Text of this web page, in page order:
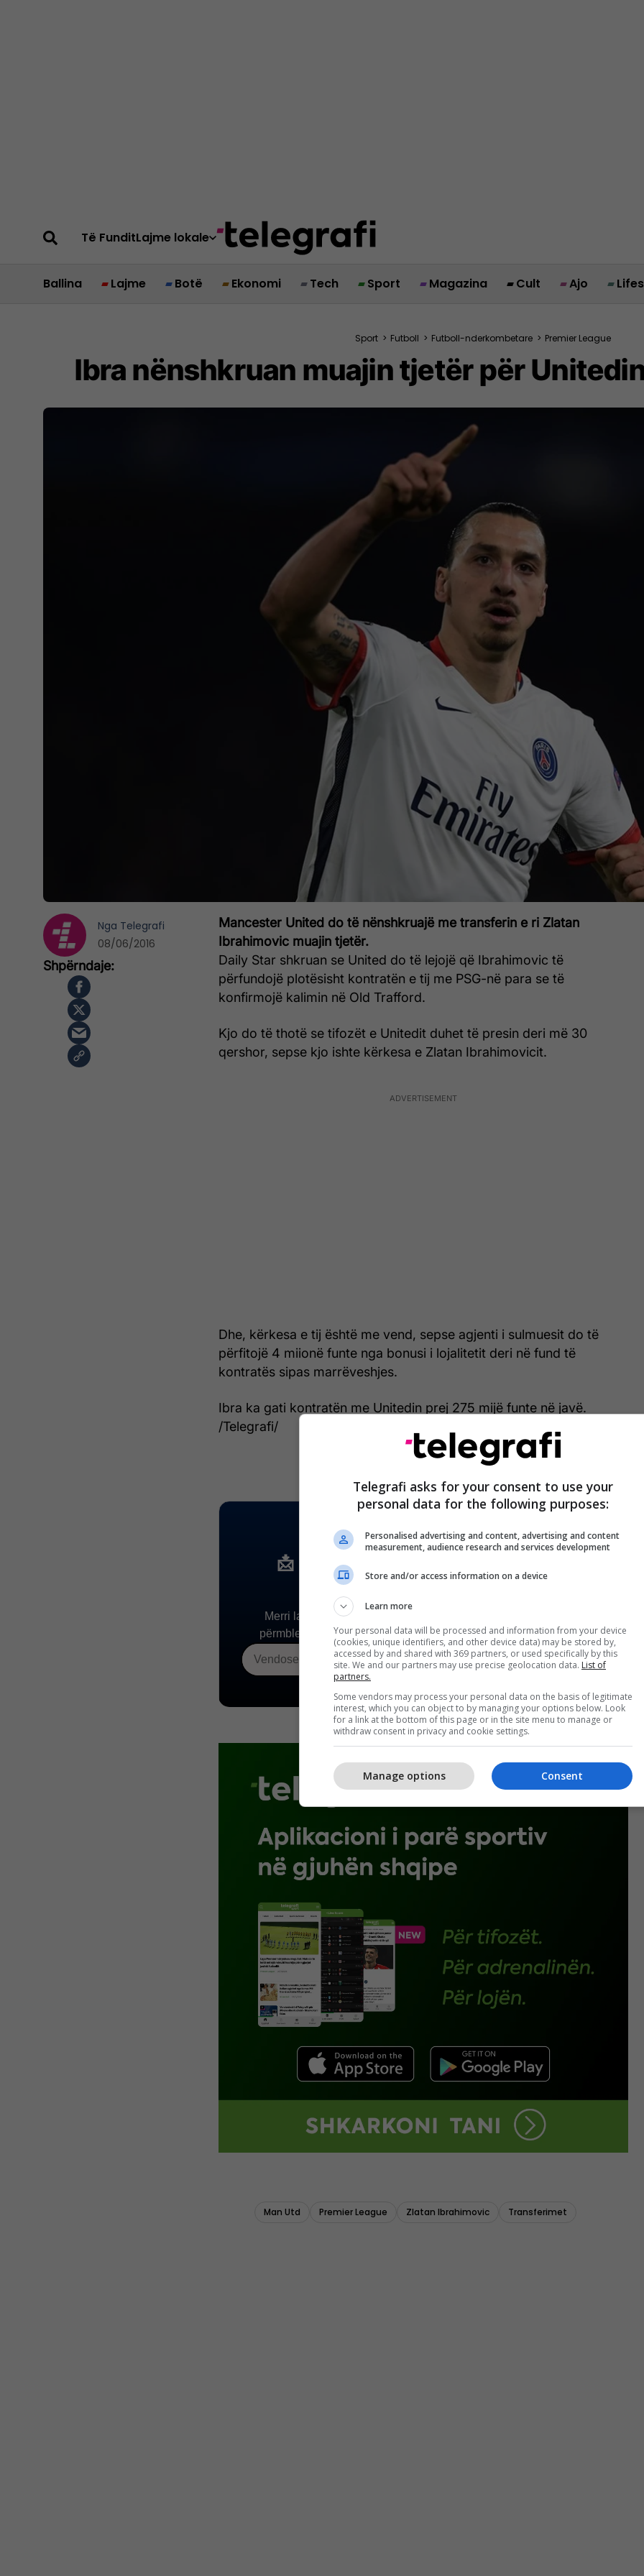
Të FunditLajme lokale
Ballina Lajme Botë Ekonomi Tech Sport Magazina Cult Ajo
Sport > Futboll > Futboll-nderkombetare > Premier League
Ibra nënshkruan muajin tjetër për
Mancester United do të nënshkruajë me transferin e ri Zlatan
Ibrahimovic muajin tjetër.
Daily Star shkruan se United do të lejojë që Ibrahimovic të
përfundojë plotësisht kontratën e tij me PSG-në para se të
konfirmojë kalimin në Old Trafford.
Kjo do të thotë se tifozët e Unitedit duhet të presin deri më 30
qershor, sepse kjo ishte kërkesa e Zlatan Ibrahimovicit.
Dhe, kërkesa e tij është me vend, sepse agjenti i sulmuesit do të
përfitojë 4 miionë funte nga bonusi i lojalitetit deri në fund të
kontratës sipas marrëveshjes.
Ibra ka gati kontratën me Unitedin prej 275 mijë funte në javë.
/Telegrafi/
Nga Telegrafi
08/06/2016
Telegrafi asks for your consent to use your
personal data for the following purposes:
Personalised advertising and content, advertising and content
measurement, audience research and services development
Store and/or access information on a device
Learn more
Your personal data will be processed and information from your device
(cookies, unique identifiers, and other device data) may be stored by,
accessed by and shared with 369 partners, or used specifically by this
site. We and our partners may use precise geolocation data. List of
partners.
Some vendors may process your personal data on the basis of legitimate
interest, which you can object to by managing your options below. Look
for a link at the bottom of this page or in the site menu to manage or
withdraw consent in privacy and cookie settings.
Consent
Manage options